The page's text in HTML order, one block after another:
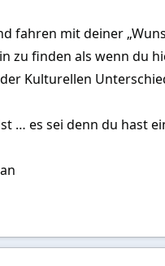
mit deiner
zu finden als wenn du
Kulturellen
… es sei denn du hast